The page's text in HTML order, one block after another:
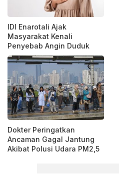
IDI Enarotali Ajak
Masyarakat Kenali
Penyebab Angin Duduk
Dokter Peringatkan
Ancaman Gagal Jantung
Akibat Polusi Udara PM2,5